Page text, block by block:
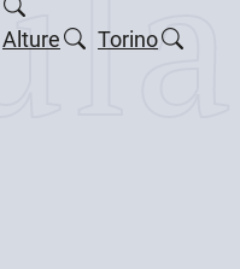
Alture
Torino